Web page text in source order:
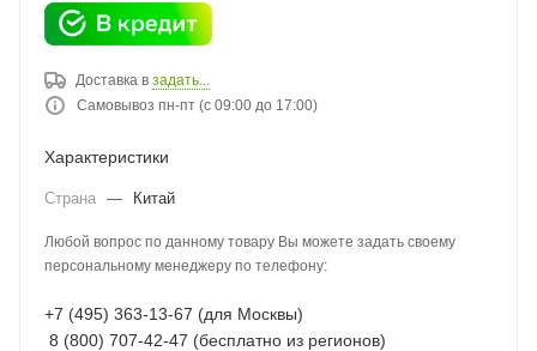
Доставка в задать...
Самовывоз пн-пт (с 09:00 до 17:00)
Характеристики
Страна — Китай
Любой вопрос по данному товару Вы можете задать своему
персональному менеджеру по телефону:
+7 (495) 363-13-67 (для Москвы)
8 (800) 707-42-47 (бесплатно из регионов)